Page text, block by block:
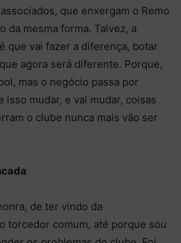
que enxergam o Remo
da mesma forma. Talvez, a
que vai fazer a diferença, botar
agora será diferente. Porque,
mas o negócio passa por
isso mudar, e vai mudar, coisas
o clube nunca mais vão ser
de ter vindo da
torcedor comum, até porque sou